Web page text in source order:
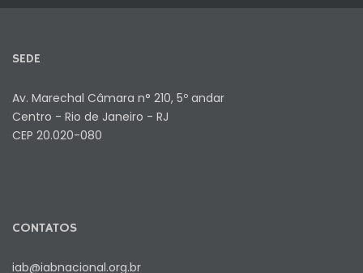
SEDE
Av. Marechal Câmara n° 210, 5º andar
Centro - Rio de Janeiro - RJ
CEP 20.020-080
CONTATOS
iab@iabnacional.org.br